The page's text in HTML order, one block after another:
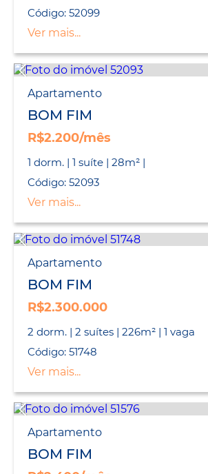
Código: 52099
Ver mais...
Apartamento
BOM FIM
R$2.200/mês
1 dorm. | 1 suíte | 28m² |
Código: 52093
Ver mais...
Apartamento
BOM FIM
R$2.300.000
2 dorm. | 2 suítes | 226m² | 1 vaga
Código: 51748
Ver mais...
Apartamento
BOM FIM